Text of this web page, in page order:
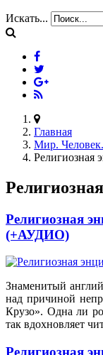
Искать...
Главная
Мир.
Религиозная
Религиозная
(+АУДИО)
Знаменитый
над причиной
Крузо». Одна ли
так вдохновляет
Религиозная